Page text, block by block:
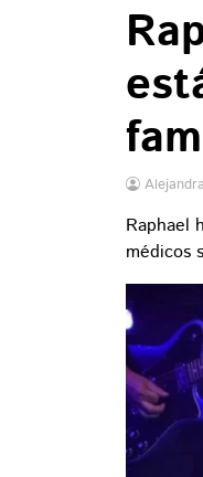
Raphael
médicos